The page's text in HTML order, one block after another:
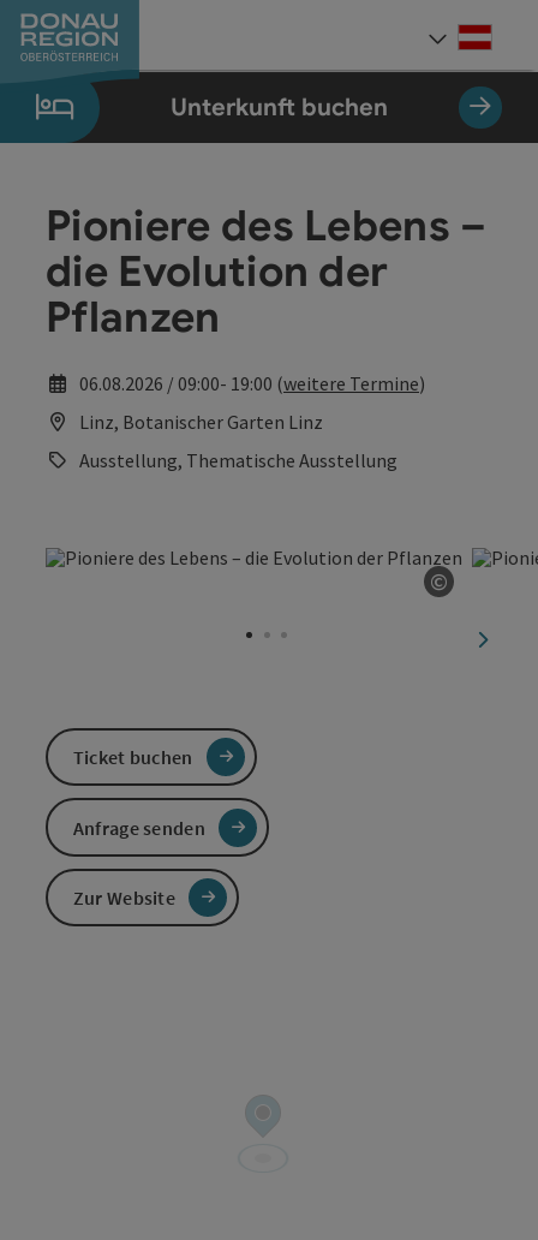
Zum Inhalt
Zur Navigation
Zum Seitenanfang
Zur Kontaktseite
Zum Impressum
Zur Startseite
Unterkunft buchen
Pioniere des Lebens –
die Evolution der
Pflanzen
06.08.2026 / 09:00- 19:00 (weitere Termine)
Linz, Botanischer Garten Linz
Ausstellung, Thematische Ausstellung
©
Ticket buchen
Anfrage senden
Zur Website